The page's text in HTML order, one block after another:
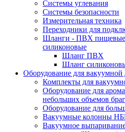
Системы углевания
Системы безопасности
Измерительная техника
Переходники для
Шланги - ПВХ
силиконовые
Шланг ПВХ
Шланг
Оборудование для вакуумной
Комплекты для
Оборудование для
небольших объемов
Оборудование для
Вакуумные колонны
Вакуумное